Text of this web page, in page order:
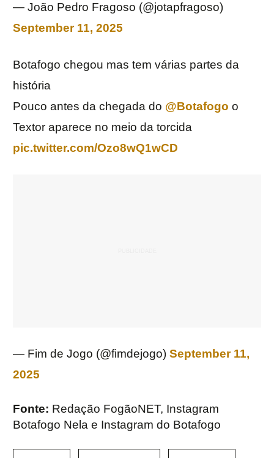
— João Pedro Fragoso (@jotapfragoso)
September 11, 2025
Botafogo chegou mas tem várias partes da
história
Pouco antes da chegada do @Botafogo o
Textor aparece no meio da torcida
pic.twitter.com/Ozo8wQ1wCD
— Fim de Jogo (@fimdejogo) September 11,
2025
Fonte: Redação FogãoNET, Instagram
Botafogo Nela e Instagram do Botafogo